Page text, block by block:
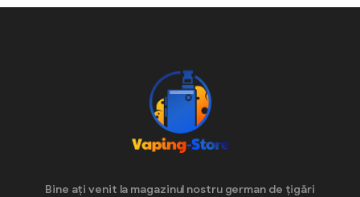
Bine ați venit la magazinul nostru german de țigări